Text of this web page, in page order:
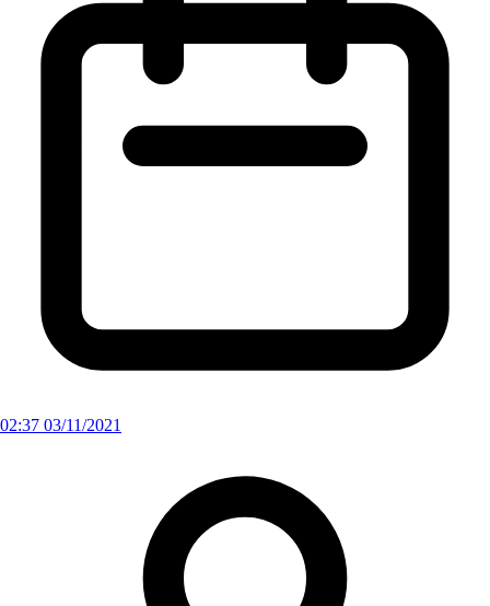
02:37 03/11/2021